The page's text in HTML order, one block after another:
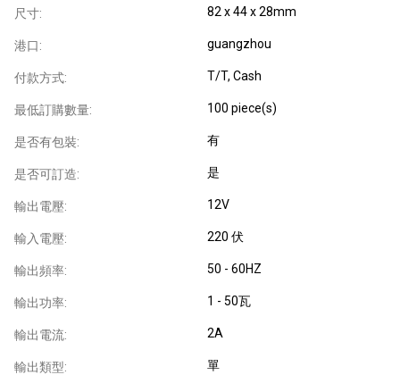
尺寸: 82 x 44 x 28mm
港口: guangzhou
付款方式: T/T, Cash
最低訂購數量: 100 piece(s)
是否有包裝: 有
是否可訂造: 是
輸出電壓: 12V
輸入電壓: 220 伏
輸出頻率: 50 - 60HZ
輸出功率: 1 - 50瓦
輸出電流: 2A
輸出類型: 單